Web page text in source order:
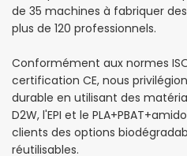
de 35 machines à fabriquer
plus de 120 professionnels.
Conformément aux normes
certification CE, nous
durable en utilisant des
D2W, l'EPI et le
clients des options
réutilisables.